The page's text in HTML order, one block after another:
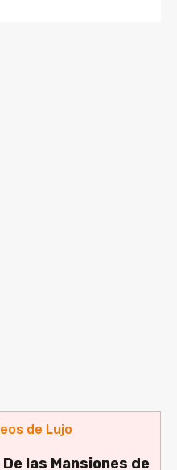
de Lujo
las Mansiones de